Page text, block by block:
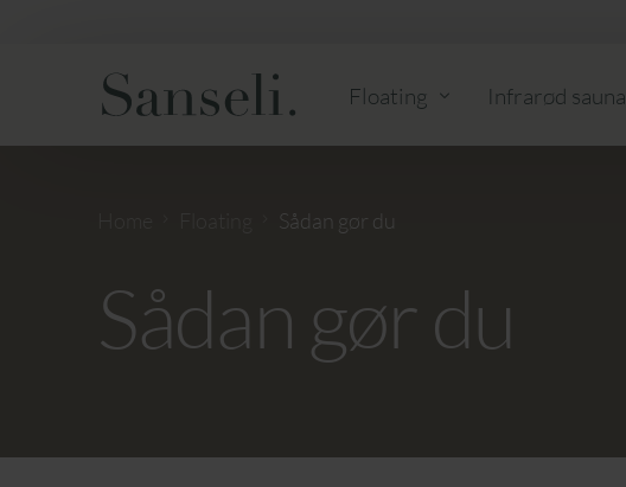
Floating
Single-floating
Sådan gør du
Køb klippekort
Infrarød sauna
Sådan gør du
Sådan gør du